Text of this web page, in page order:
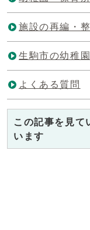
施設の再編・
生駒市の幼稚
よくある質問
この記事を見て
います